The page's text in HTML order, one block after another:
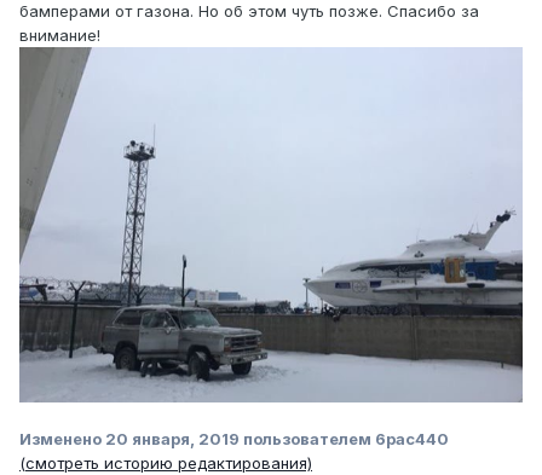
бамперами от газона. Но об этом чуть позже. Спасибо за
внимание!
Изменено 20 января, 2019 пользователем 6pac440
(смотреть историю редактирования)